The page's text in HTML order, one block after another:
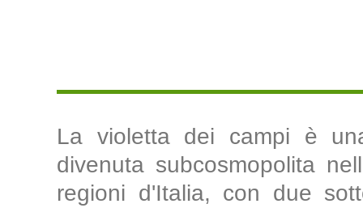
La violetta dei campi è
divenuta subcosmopolita
regioni d'Italia, con due